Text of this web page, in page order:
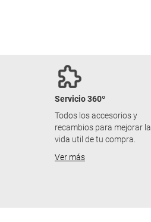
Servicio 360º
Todos los accesorios y
recambios para mejorar la
vida util de tu compra.
Ver más